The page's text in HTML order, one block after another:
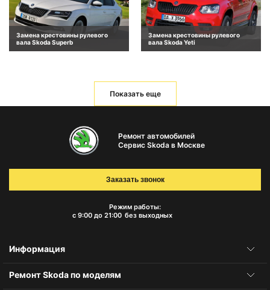
Замена крестовины рулевого
вала Skoda Superb
Замена крестовины рулевого
вала Skoda Yeti
Показать еще
Ремонт автомобилей
Сервис Skoda в Москве
Режим работы:
с 9:00 до 21:00 без выходных
Заказать звонок
Информация
Ремонт Skoda по моделям